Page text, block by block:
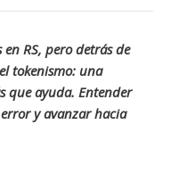
RS, pero detrás de
tokenismo: una
que ayuda. Entender
y avanzar hacia